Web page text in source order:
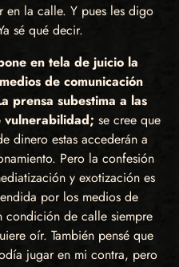
en la calle. Y pues les digo
sé qué decir.
en tela de juicio la
de comunicación
prensa subestima a las
vulnerabilidad; se cree que
dinero estas accederán a
Pero la confesión
y exotización es
por los medios de
condición de calle siempre
oír. También pensé que
jugar en mi contra, pero